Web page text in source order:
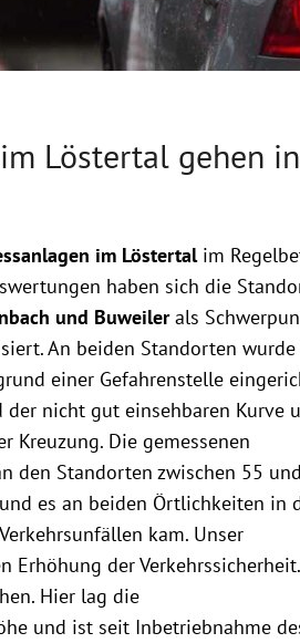
Löstertal gehen in
im Löstertalim
haben sich die
und Buweilerals
An beiden Standorten
einer Gefahrenstelle
nicht gut einsehbaren Kurve
Kreuzung. Die gemessenen
den Standorten zwischen 55
es an beiden Örtlichkeiten in
kam. Unser
der
Hier lag die
und ist seit Inbetriebnahme